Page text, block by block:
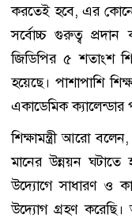
করতেই হবে, এর কোনো
সর্বোচ্চ গুরুত্ব
জিডিপির ৫ শতাংশ
হয়েছে। পাশাপাশি
একাডেমিক ক্যালেন্ডার
শিক্ষামন্ত্রী আরো
মানের উন্নয়ন
উদ্যোগে সাধারণ ও
উদ্যোগ গ্রহণ করেছি।